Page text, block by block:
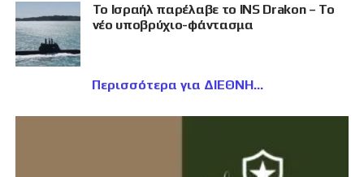
Το Ισραήλ παρέλαβε το INS Drakon – Το
νέο υποβρύχιο-φάντασμα
Περισσότερα για ΔΙΕΘΝΗ